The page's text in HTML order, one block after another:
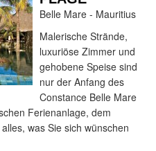
Belle Mare - Mauritius
Malerische Strände,
luxuriöse Zimmer und
gehobene Speise sind
nur der Anfang des
Constance Belle Mare
Ferienanlage, dem
was Sie sich wünschen